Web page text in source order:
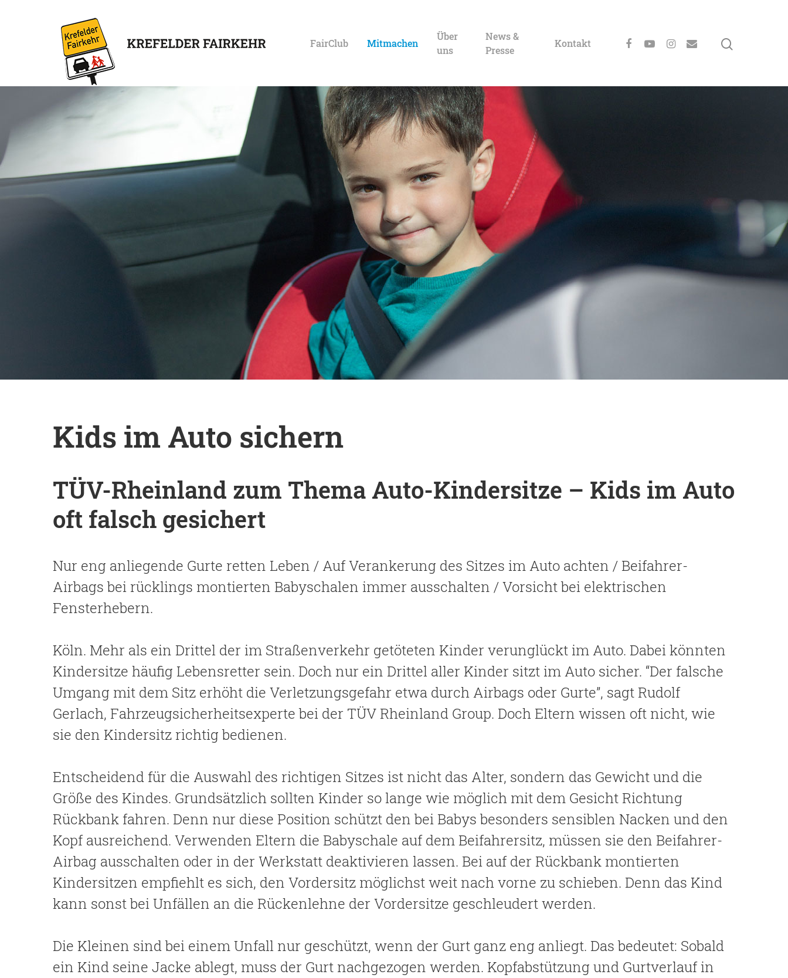
Enter drücken, um nach der Eingabe zu suchen. Mit ESC schließen.
FairClub Mitmachen
Über
uns
News &
Presse
Kontakt
Kids im Auto sichern
TÜV-Rheinland zum Thema Auto-Kindersitze – Kids im Auto
oft falsch gesichert
Nur eng anliegende Gurte retten Leben / Auf Verankerung des Sitzes im Auto achten / Beifahrer-
Airbags bei rücklings montierten Babyschalen immer ausschalten / Vorsicht bei elektrischen
Fensterhebern.
Köln. Mehr als ein Drittel der im Straßenverkehr getöteten Kinder verunglückt im Auto. Dabei könnten
Kindersitze häufig Lebensretter sein. Doch nur ein Drittel aller Kinder sitzt im Auto sicher. “Der falsche
Umgang mit dem Sitz erhöht die Verletzungsgefahr etwa durch Airbags oder Gurte”, sagt Rudolf
Gerlach, Fahrzeugsicherheitsexperte bei der TÜV Rheinland Group. Doch Eltern wissen oft nicht, wie
sie den Kindersitz richtig bedienen.
Entscheidend für die Auswahl des richtigen Sitzes ist nicht das Alter, sondern das Gewicht und die
Größe des Kindes. Grundsätzlich sollten Kinder so lange wie möglich mit dem Gesicht Richtung
Rückbank fahren. Denn nur diese Position schützt den bei Babys besonders sensiblen Nacken und den
Kopf ausreichend. Verwenden Eltern die Babyschale auf dem Beifahrersitz, müssen sie den Beifahrer-
Airbag ausschalten oder in der Werkstatt deaktivieren lassen. Bei auf der Rückbank montierten
Kindersitzen empfiehlt es sich, den Vordersitz möglichst weit nach vorne zu schieben. Denn das Kind
kann sonst bei Unfällen an die Rückenlehne der Vordersitze geschleudert werden.
Die Kleinen sind bei einem Unfall nur geschützt, wenn der Gurt ganz eng anliegt. Das bedeutet: Sobald
ein Kind seine Jacke ablegt, muss der Gurt nachgezogen werden. Kopfabstützung und Gurtverlauf in